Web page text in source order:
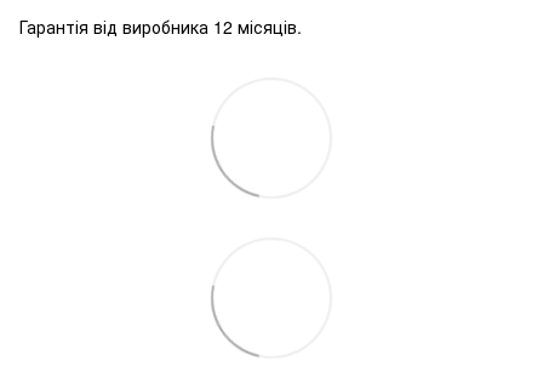
Гарантія від виробника 12 місяців.